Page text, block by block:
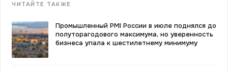
ЧИТАЙТЕ ТАКЖЕ
Промышленный PMI России в июле поднялся до
полуторагодового максимума, но уверенность
бизнеса упала к шестилетнему минимуму